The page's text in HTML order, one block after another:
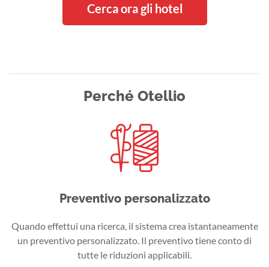
Cerca ora gli hotel
Perché Otellio
Preventivo personalizzato
Quando effettui una ricerca, il sistema crea istantaneamente
un preventivo personalizzato. Il preventivo tiene conto di
tutte le riduzioni applicabili.